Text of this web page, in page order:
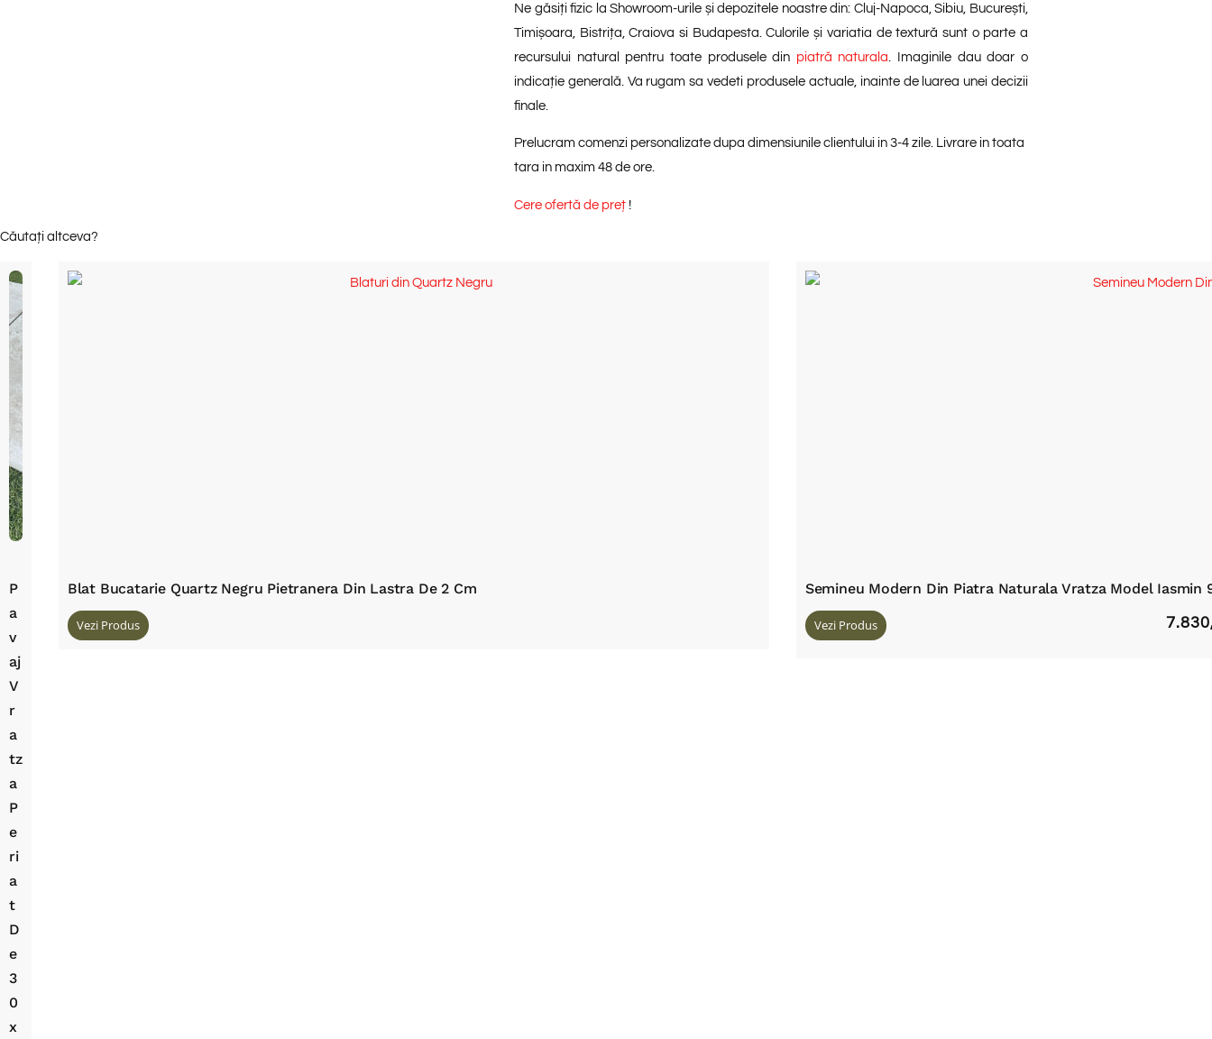
Ne găsiți fizic la Showroom-urile și depozitele noastre din: Cluj-Napoca, Sibiu, București,
Timișoara, Bistrița, Craiova si Budapesta. Culorile și variatia de textură sunt o parte a
recursului natural pentru toate produsele din piatră naturala . Imaginile dau doar o
indicație generală. Va rugam sa vedeti produsele actuale, inainte de luarea unei decizii
finale.
Prelucram comenzi personalizate dupa dimensiunile clientului in 3-4 zile. Livrare in toata
tara in maxim 48 de ore.
Cere ofertă de preț !
Căutați altceva?
P
A
V
Aj
V
R
A
Tz
A
P
E
Ri
A
T
D
E
3
0
X
Blat Bucatarie Quartz Negru Pietranera Din Lastra De 2 Cm
Vezi Produs
Semineu Modern Din Piatra Naturala Vratza Model Iasmin
Vezi Produs